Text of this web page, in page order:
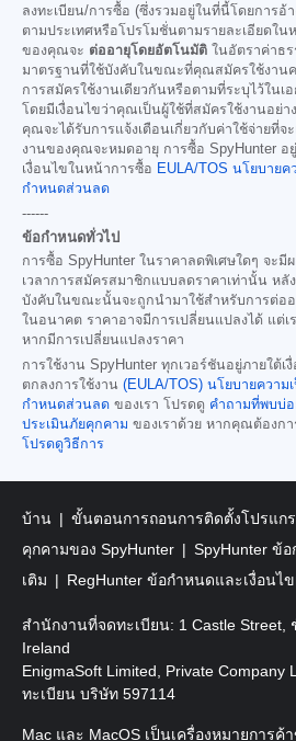
ลงทะเบียน/การซื้อ (ซึ่งรวมอยู่ในที่นี้โดยการอ้
ตามประเทศหรือโปรโมชั่นตามรายละเอียดใ
ของคุณจะ ต่ออายุโดยอัตโนมัติ ในอัตราค่าธ
มาตรฐานที่ใช้บังคับในขณะที่คุณสมัครใช้งานค
การสมัครใช้งานเดียวกันหรือตามที่ระบุไว้ใน
โดยมีเงื่อนไขว่าคุณเป็นผู้ใช้ที่สมัครใช้งานอย่
คุณจะได้รับการแจ้งเตือนเกี่ยวกับค่าใช้จ่ายที่
งานของคุณจะหมดอายุ การซื้อ SpyHunter อ
เงื่อนไขในหน้าการซื้อ EULA/TOS นโยบายค
กำหนดส่วนลด
------
ข้อกำหนดทั่วไป
การซื้อ SpyHunter ในราคาลดพิเศษใดๆ จะมี
เวลาการสมัครสมาชิกแบบลดราคาเท่านั้น ห
บังคับในขณะนั้นจะถูกนำมาใช้สำหรับการต่อ
ในอนาคต ราคาอาจมีการเปลี่ยนแปลงได้ แต่
หากมีการเปลี่ยนแปลงราคา
การใช้งาน SpyHunter ทุกเวอร์ชันอยู่ภายใต้
ตกลงการใช้งาน (EULA/TOS) นโยบายความ
กำหนดส่วนลด ของเรา โปรดดู คำถามที่พบบ่อ
ประเมินภัยคุกคาม ของเราด้วย หากคุณต้องก
โปรดดูวิธีการ
บ้าน ขั้นตอนการถอนการติดตั้งโปรแก
คุกคามของ SpyHunter
SpyHunter ข้
เติม
RegHunter ข้อกำหนดและเงื่อนไข
สำนักงานที่จดทะเบียน: 1 Castle Street,
Ireland
EnigmaSoft Limited, Private
ทะเบียน บริษัท 597114
Mac และ MacOS เป็นเครื่องหมายการค้